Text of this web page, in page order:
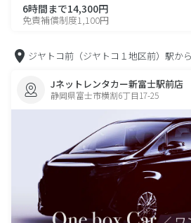
6時間まで14,300円
免責補償制度1,100円
ジヤトコ前（ジヤトコ１地区前）駅から
Jネットレンタカー新富士駅前店
静岡県富士市横割6丁目17-25